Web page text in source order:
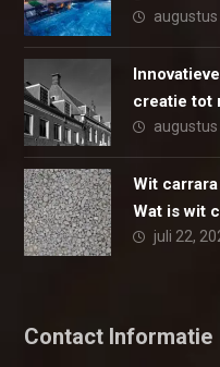
augustus
creatie tot
augustus
Wit
Wat is wit
juli 22,
Contact Informatie